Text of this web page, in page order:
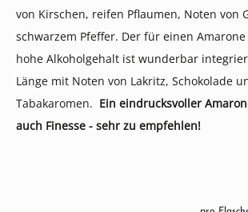
von Kirschen, reifen Pflaumen, Noten von
schwarzem Pfeffer. Der für einen
hohe Alkoholgehalt ist wunderbar
Länge mit Noten von Lakritz, Schokolade
Tabakaromen. Ein eindrucksvoller
auch Finesse - sehr zu empfehlen!